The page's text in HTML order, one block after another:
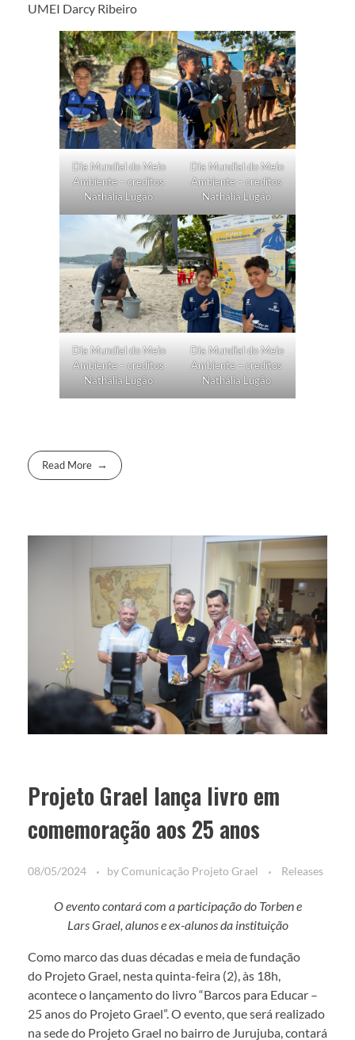
UMEI Darcy Ribeiro
Dia Mundial do Meio
Ambiente – creditos
Nathália Lugão
Dia Mundial do Meio
Ambiente – creditos
Nathália Lugão
Dia Mundial do Meio
Ambiente – creditos
Nathália Lugão
Dia Mundial do Meio
Ambiente – creditos
Nathália Lugão
Read More
Projeto Grael lança livro em
comemoração aos 25 anos
08/05/2024 byComunicação Projeto Grael Releases
O evento contará com a participação do Torben e
Lars Grael, alunos e ex-alunos da instituição
Como marco das duas décadas e meia de fundação
do Projeto Grael, nesta quinta-feira (2), às 18h,
acontece o lançamento do livro “Barcos para Educar –
25 anos do Projeto Grael”. O evento, que será realizado
na sede do Projeto Grael no bairro de Jurujuba, contará